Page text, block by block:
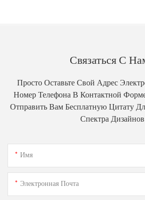
Связаться С
Просто Оставьте Свой Адрес
Номер Телефона В Контактной
Отправить Вам Бесплатную Цитату
Спектра Дизайнов
Имя
Электронная Почта